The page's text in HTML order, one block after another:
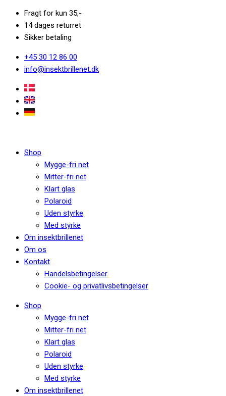
Fragt for kun 35,-
14 dages returret
Sikker betaling
+45 30 12 86 00
info@insektbrillenet.dk
Shop
Mygge-fri net
Mitter-fri net
Klart glas
Polaroid
Uden styrke
Med styrke
Om insektbrillenet
Om os
Kontakt
Handelsbetingelser
Cookie- og privatlivsbetingelser
Shop
Mygge-fri net
Mitter-fri net
Klart glas
Polaroid
Uden styrke
Med styrke
Om insektbrillenet